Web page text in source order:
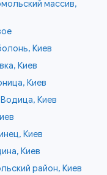
массив,
Киев
Киев
Киев
Киев
Киев
Киев
район, Киев